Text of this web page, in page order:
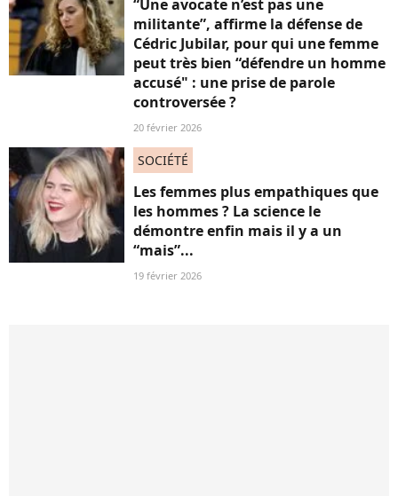
“Une avocate n’est pas une
militante”, affirme la défense de
Cédric Jubilar, pour qui une femme
peut très bien “défendre un homme
accusé" : une prise de parole
controversée ?
20 février 2026
SOCIÉTÉ
Les femmes plus empathiques que
les hommes ? La science le
démontre enfin mais il y a un
“mais”...
19 février 2026